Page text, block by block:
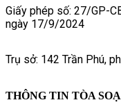
Giấy phép số: 27/GP-
ngày 17/9/2024
Trụ sở: 142 Trần Phú,
THÔNG TIN TÒA